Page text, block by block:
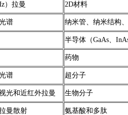
）拉曼 2D材料
谱 纳米管、纳米结构
半导体（GaAs、
药物
谱 超分子
光和近红外拉曼 生物分子
曼散射 氨基酸和多肽